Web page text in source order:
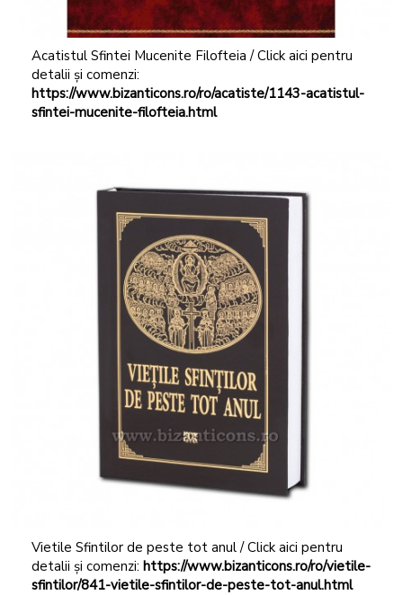
Acatistul Sfintei Mucenite Filofteia / Click aici pentru
detalii și comenzi:
https://www.bizanticons.ro/ro/acatiste/1143-acatistul-
sfintei-mucenite-filofteia.html
Vietile Sfintilor de peste tot anul / Click aici pentru
detalii și comenzi: https://www.bizanticons.ro/ro/vietile-
sfintilor/841-vietile-sfintilor-de-peste-tot-anul.html